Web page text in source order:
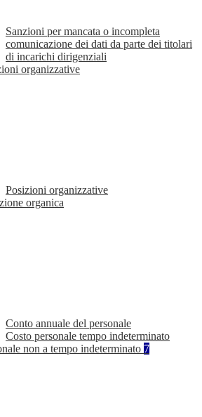
Sanzioni per mancata o incompleta
comunicazione dei dati da parte dei titolari
di incarichi dirigenziali
organizzative
Posizioni organizzative
organica
Conto annuale del personale
Costo personale tempo indeterminato
non a tempo indeterminato 7